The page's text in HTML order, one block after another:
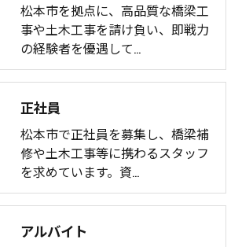
松本市を拠点に、高品質な橋梁工
事や土木工事を請け負い、即戦力
の経験者を優遇して…
正社員
松本市で正社員を募集し、橋梁補
修や土木工事等に携わるスタッフ
を求めています。資…
アルバイト